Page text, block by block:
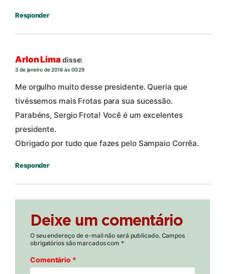
Responder
Arlon Limadisse:
3 de janeiro de 2016 às 00:29
Me orgulho muito desse presidente. Queria que
tivéssemos mais Frotas para sua sucessão.
Parabéns, Sergio Frota! Você é um excelentes
presidente.
Obrigado por tudo que fazes pelo Sampaio Corrêa.
Responder
Deixe um comentário
O seu endereço de e-mail não será publicado. Campos
obrigatórios são marcados com *
Comentário *